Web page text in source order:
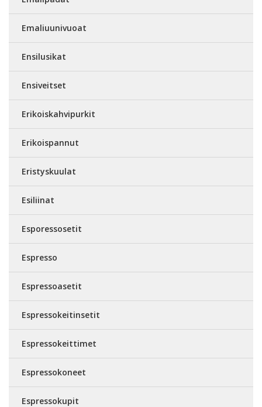
Emaliuunivuoat
Ensilusikat
Ensiveitset
Erikoiskahvipurkit
Erikoispannut
Eristyskuulat
Esiliinat
Esporessosetit
Espresso
Espressoasetit
Espressokeitinsetit
Espressokeittimet
Espressokoneet
Espressokupit